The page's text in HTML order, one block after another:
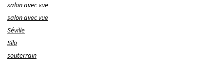
salon avec vue
salon avec vue
Séville
Silo
souterrain